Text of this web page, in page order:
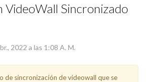
VideoWall Sincronizado
2022 a las 1:08 A. M.
de sincronización de videowall que se